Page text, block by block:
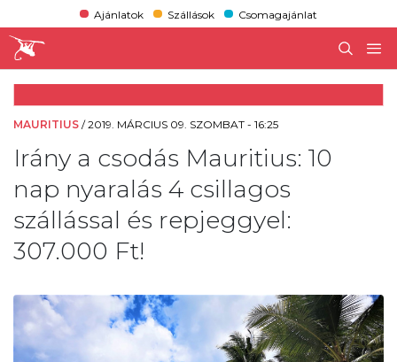
Ajánlatok Szállások Csomagajánlat
MAURITIUS /2019. MÁRCIUS 09. SZOMBAT - 16:25
Irány a csodás Mauritius: 10
nap nyaralás 4 csillagos
szállással és repjeggyel:
307.000 Ft!